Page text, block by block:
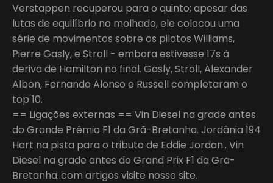
Verstappen recuperou para o quinto; apesar das
lutas de equilíbrio no molhado, ele colocou uma
série de movimentos sobre os pilotos Williams,
Pierre Gasly, e Stroll - embora estivesse 17s à
deriva de Hamilton no final. Gasly, Stroll, Alexander
Albon, Fernando Alonso e Russell completaram o
top 10.
== Ligações externas == Vin Diesel na grade antes
do Grande Prêmio F1 da Grã-Bretanha. Jordânia 194
Hart na pista para o tributo de Eddie Jordan.. Vin
Diesel na grade antes do Grand Prix F1 da Grã-
Bretanha..com artigos visite nosso site.